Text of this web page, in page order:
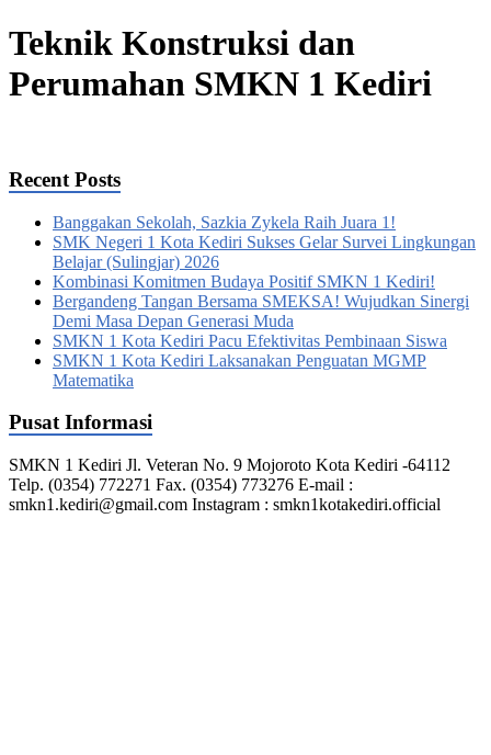
Teknik Konstruksi dan
Perumahan SMKN 1 Kediri
Recent Posts
Banggakan Sekolah, Sazkia Zykela Raih Juara 1!
SMK Negeri 1 Kota Kediri Sukses Gelar Survei Lingkungan
Belajar (Sulingjar) 2026
Kombinasi Komitmen Budaya Positif SMKN 1 Kediri!
Bergandeng Tangan Bersama SMEKSA! Wujudkan Sinergi
Demi Masa Depan Generasi Muda
SMKN 1 Kota Kediri Pacu Efektivitas Pembinaan Siswa
SMKN 1 Kota Kediri Laksanakan Penguatan MGMP
Matematika
Pusat Informasi
SMKN 1 Kediri Jl. Veteran No. 9 Mojoroto Kota Kediri -64112
Telp. (0354) 772271 Fax. (0354) 773276 E-mail :
smkn1.kediri@gmail.com Instagram : smkn1kotakediri.official